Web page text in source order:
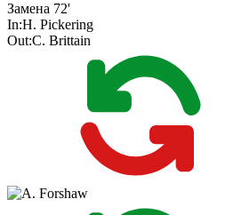
Замена 72'
In:H. Pickering
Out:C. Brittain